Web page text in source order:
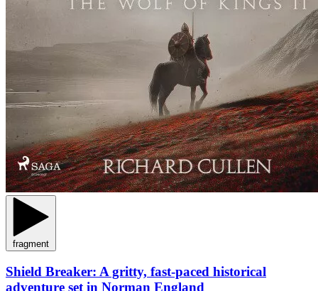
fragment
Shield Breaker: A gritty, fast-paced historical
adventure set in Norman England